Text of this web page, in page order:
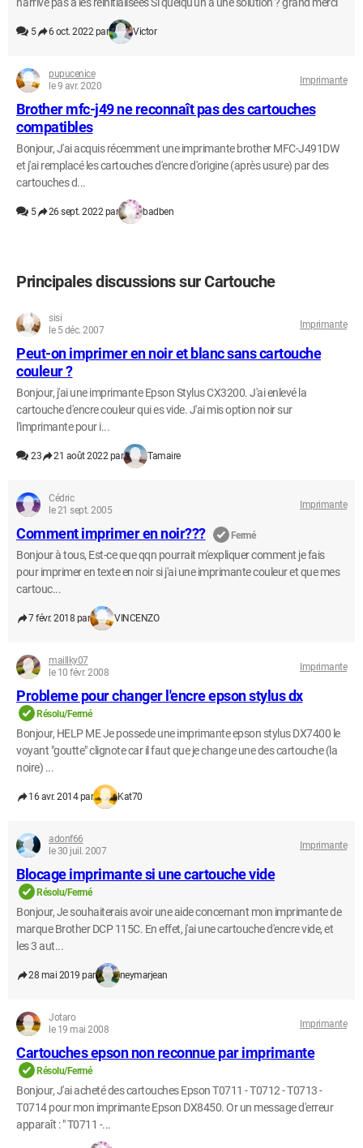
5 6 oct. 2022 par Victor
pupucenice
le 9 avr. 2020
Imprimante
Brother mfc-j49 ne reconnaît pas des cartouches
compatibles
Bonjour, J'ai acquis récemment une imprimante brother MFC-J491DW
et j'ai remplacé les cartouches d'encre d'origine (après usure) par des
cartouches d...
5 26 sept. 2022 par badben
Principales discussions sur Cartouche
sisi
le 5 déc. 2007
Imprimante
Peut-on imprimer en noir et blanc sans cartouche
couleur ?
Bonjour, j'ai une imprimante Epson Stylus CX3200. J'ai enlevé la
cartouche d'encre couleur qui es vide. J'ai mis option noir sur
l'imprimante pour i...
23 21 août 2022 par Tamaire
Cédric
le 21 sept. 2005
Imprimante
Comment imprimer en noir??? Fermé
Bonjour à tous, Est-ce que qqn pourrait m'expliquer comment je fais
pour imprimer en texte en noir si j'ai une imprimante couleur et que mes
cartouc...
7 févr. 2018 par VINCENZO
maillky07
le 10 févr. 2008
Imprimante
Probleme pour changer l'encre epson stylus dx
Résolu/Fermé
Bonjour, HELP ME Je possede une imprimante epson stylus DX7400 le
voyant "goutte" clignote car il faut que je change une des cartouche (la
noire) ...
16 avr. 2014 par Kat70
adonf66
le 30 juil. 2007
Imprimante
Blocage imprimante si une cartouche vide
Résolu/Fermé
Bonjour, Je souhaiterais avoir une aide concernant mon imprimante de
marque Brother DCP 115C. En effet, j'ai une cartouche d'encre vide, et
les 3 aut...
28 mai 2019 par neymarjean
Jotaro
le 19 mai 2008
Imprimante
Cartouches epson non reconnue par imprimante
Résolu/Fermé
Bonjour, J'ai acheté des cartouches Epson T0711 - T0712 - T0713 -
T0714 pour mon imprimante Epson DX8450. Or un message d'erreur
apparaît : " T0711 -...